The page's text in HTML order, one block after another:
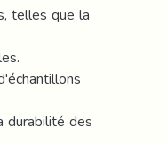
telles que la
durabilité des